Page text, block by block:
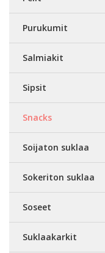
Purukumit
Salmiakit
Sipsit
Snacks
Soijaton suklaa
Sokeriton suklaa
Soseet
Suklaakarkit